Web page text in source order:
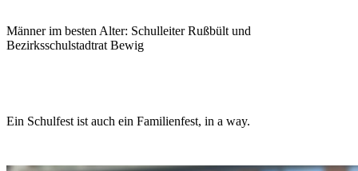
Männer im besten Alter: Schulleiter Rußbült und
Bezirksschulstadtrat Bewig
Ein Schulfest ist auch ein Familienfest, in a way.